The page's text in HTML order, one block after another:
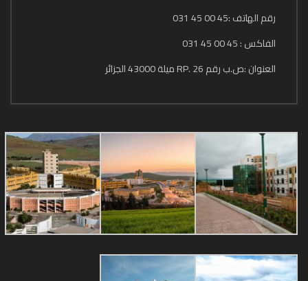
رقم الهاتف :45 00 45 031
الفاكس : 45 00 45 031
العنوان :ص.ب رقم 26 .RP ميلة 43000 الجزائر